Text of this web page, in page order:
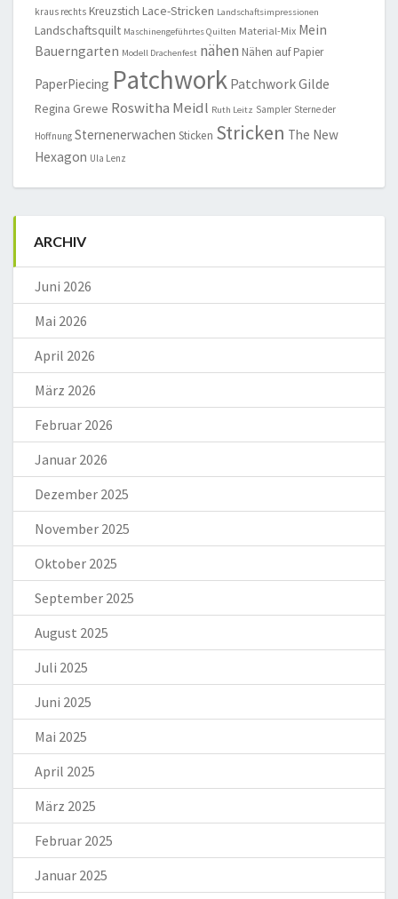
kraus rechts Kreuzstich Lace-Stricken Landschaftsimpressionen
Landschaftsquilt Maschinengeführtes Quilten Material-Mix Mein
Bauerngarten Modell Drachenfest nähen Nähen auf Papier
PaperPiecing Patchwork Patchwork Gilde
Regina Grewe Roswitha Meidl Ruth Leitz Sampler Sterne der
Hoffnung Sternenerwachen Sticken Stricken The New
Hexagon Ula Lenz
ARCHIV
Juni 2026
Mai 2026
April 2026
März 2026
Februar 2026
Januar 2026
Dezember 2025
November 2025
Oktober 2025
September 2025
August 2025
Juli 2025
Juni 2025
Mai 2025
April 2025
März 2025
Februar 2025
Januar 2025